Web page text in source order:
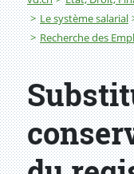
Le système salarial
Recherche des